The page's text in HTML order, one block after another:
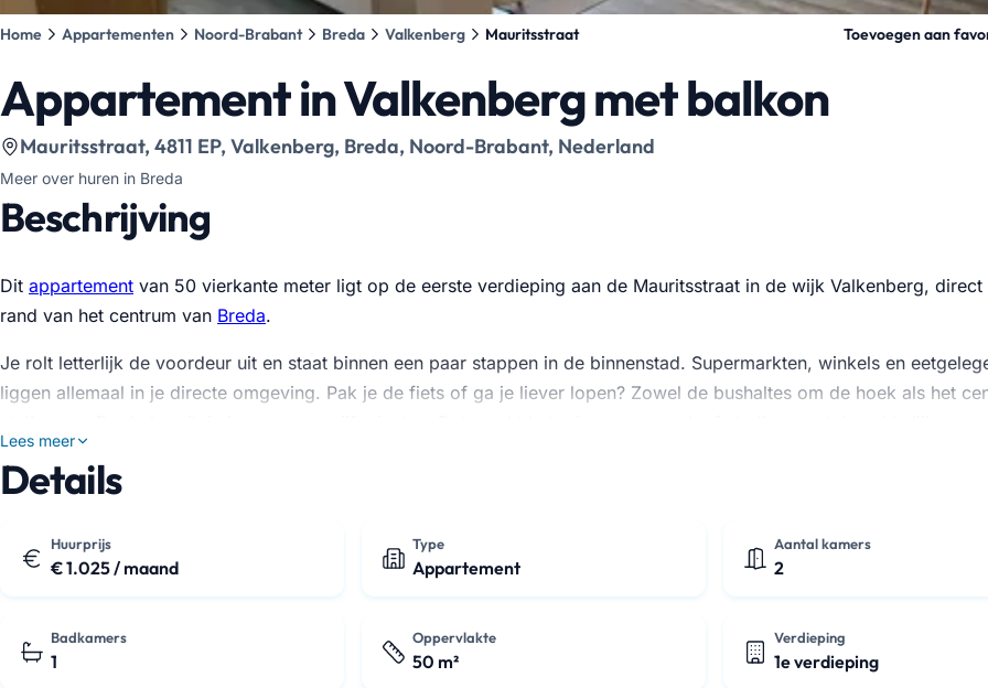
Home Appartementen Noord-Brabant Breda Valkenberg Mauritsstraat Toevoegen aan
Appartement in Valkenberg met balkon
Bekijk locatie op kaart:
Mauritsstraat, 4811 EP, Valkenberg, Breda, Noord-Brabant, Nederland
Meer over huren in Breda
Beschrijving
Dit appartement van 50 vierkante meter ligt op de eerste verdieping aan de Mauritsstraat in de wijk Valkenberg, direct
rand van het centrum van Breda.
Je rolt letterlijk de voordeur uit en staat binnen een paar stappen in de binnenstad. Supermarkten, winkels en
liggen allemaal in je directe omgeving. Pak je de fiets of ga je liever lopen? Zowel de bushaltes om de hoek als het
Binnen vind je een woonkamer aan de voorzijde van het pand, compleet met e…
Lees meer
Details
Huurprijs
€ 1.025 / maand
Type
Appartement
Aantal kamers
2
Badkamers
1
Oppervlakte
50 m²
Verdieping
1e verdieping